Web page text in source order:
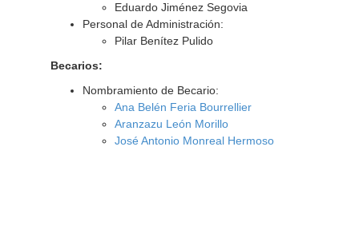
Eduardo Jiménez Segovia
Personal de Administración:
Pilar Benítez Pulido
Becarios:
Nombramiento de Becario:
Ana Belén Feria Bourrellier
Aranzazu León Morillo
José Antonio Monreal Hermoso